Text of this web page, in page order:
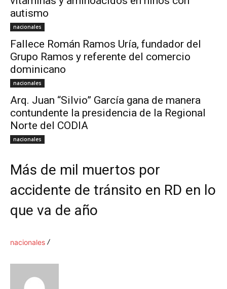
autismo
nacionales
Fallece Román Ramos Uría, fundador del
Grupo Ramos y referente del comercio
dominicano
nacionales
Arq. Juan “Silvio” García gana de manera
contundente la presidencia de la Regional
Norte del CODIA
nacionales
Más de mil muertos por
accidente de tránsito en RD en lo
que va de año
nacionales